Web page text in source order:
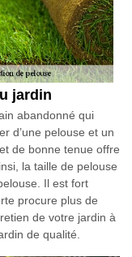
jardin
abandonné qui
d’une pelouse et un
de bonne tenue offre
la taille de pelouse
Il est fort
procure plus de
de votre jardin à
de qualité.